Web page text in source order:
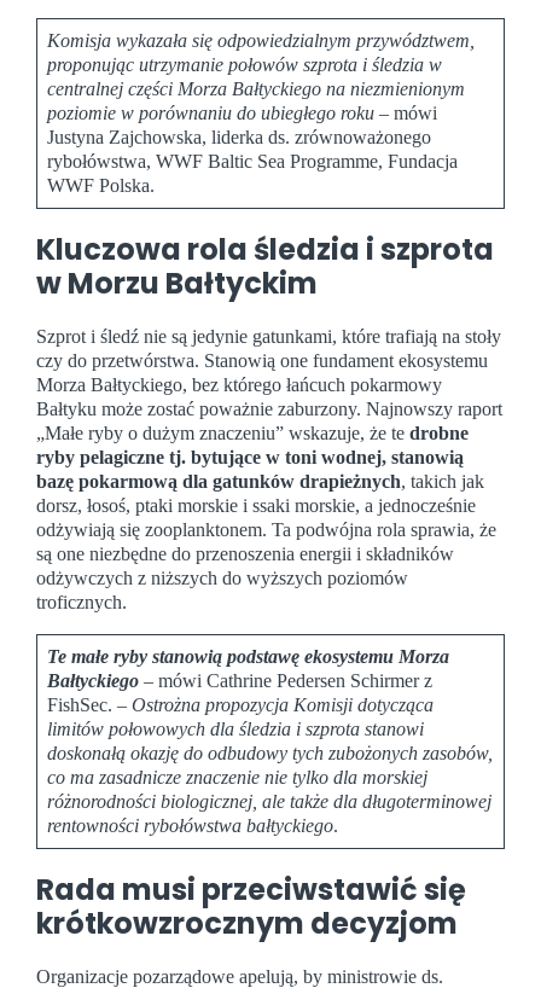
Komisja wykazała się odpowiedzialnym przywództwem,
proponując utrzymanie połowów szprota i śledzia w
centralnej części Morza Bałtyckiego na niezmienionym
poziomie w porównaniu do ubiegłego roku – mówi
Justyna Zajchowska, liderka ds. zrównoważonego
rybołówstwa, WWF Baltic Sea Programme, Fundacja
WWF Polska.
Kluczowa rola śledzia i szprota
w Morzu Bałtyckim
Szprot i śledź nie są jedynie gatunkami, które trafiają na stoły
czy do przetwórstwa. Stanowią one fundament ekosystemu
Morza Bałtyckiego, bez którego łańcuch pokarmowy
Bałtyku może zostać poważnie zaburzony. Najnowszy raport
„Małe ryby o dużym znaczeniu” wskazuje, że te drobne
ryby pelagiczne tj. bytujące w toni wodnej, stanowią
bazę pokarmową dla gatunków drapieżnych, takich jak
dorsz, łosoś, ptaki morskie i ssaki morskie, a jednocześnie
odżywiają się zooplanktonem. Ta podwójna rola sprawia, że
są one niezbędne do przenoszenia energii i składników
odżywczych z niższych do wyższych poziomów
troficznych.
Te małe ryby stanowią podstawę ekosystemu Morza
Bałtyckiego– mówi Cathrine Pedersen Schirmer z
FishSec. – Ostrożna propozycja Komisji dotycząca
limitów połowowych dla śledzia i szprota stanowi
doskonałą okazję do odbudowy tych zubożonych zasobów,
co ma zasadnicze znaczenie nie tylko dla morskiej
różnorodności biologicznej, ale także dla długoterminowej
rentowności rybołówstwa bałtyckiego.
Rada musi przeciwstawić się
krótkowzrocznym decyzjom
Organizacje pozarządowe apelują, by ministrowie ds.